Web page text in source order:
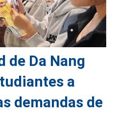
de Da Nang
a
demandas de